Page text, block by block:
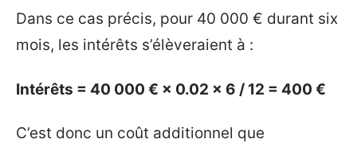
Dans ce cas précis, pour 40 000 € durant six
mois, les intérêts s’élèveraient à :
Intérêts = 40 000 € × 0.02 × 6 / 12 = 400 €
C’est donc un coût additionnel que